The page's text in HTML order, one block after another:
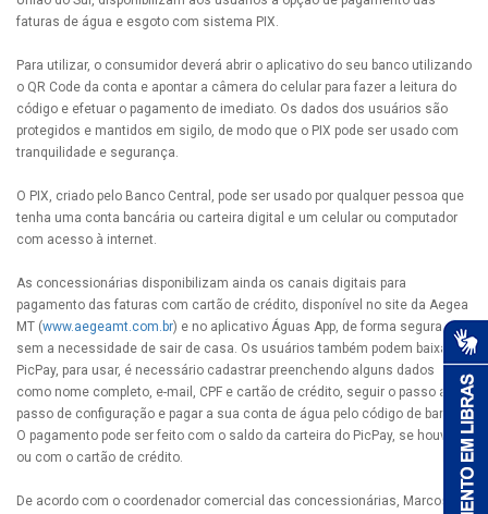
faturas de água e esgoto com sistema PIX.
Para utilizar, o consumidor deverá abrir o aplicativo do seu banco utilizando
o QR Code da conta e apontar a câmera do celular para fazer a leitura do
código e efetuar o pagamento de imediato. Os dados dos usuários são
protegidos e mantidos em sigilo, de modo que o PIX pode ser usado com
tranquilidade e segurança.
O PIX, criado pelo Banco Central, pode ser usado por qualquer pessoa que
tenha uma conta bancária ou carteira digital e um celular ou computador
com acesso à internet.
As concessionárias disponibilizam ainda os canais digitais para
pagamento das faturas com cartão de crédito, disponível no site da Aegea
MT (www.aegeamt.com.br) e no aplicativo Águas App, de forma segura,
sem a necessidade de sair de casa. Os usuários também podem baixar o
PicPay, para usar, é necessário cadastrar preenchendo alguns dados
como nome completo, e-mail, CPF e cartão de crédito, seguir o passo a
passo de configuração e pagar a sua conta de água pelo código de barras.
O pagamento pode ser feito com o saldo da carteira do PicPay, se houver
ou com o cartão de crédito.
De acordo com o coordenador comercial das concessionárias, Marcos